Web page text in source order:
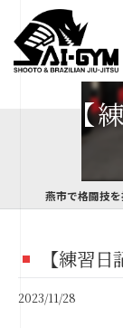
【
【練習
2023/11/28